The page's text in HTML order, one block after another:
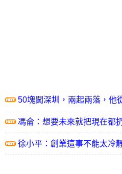
50塊闖深圳，兩起兩落，他
馮侖：想要未來就把現在都
徐小平：創業這事不能太冷